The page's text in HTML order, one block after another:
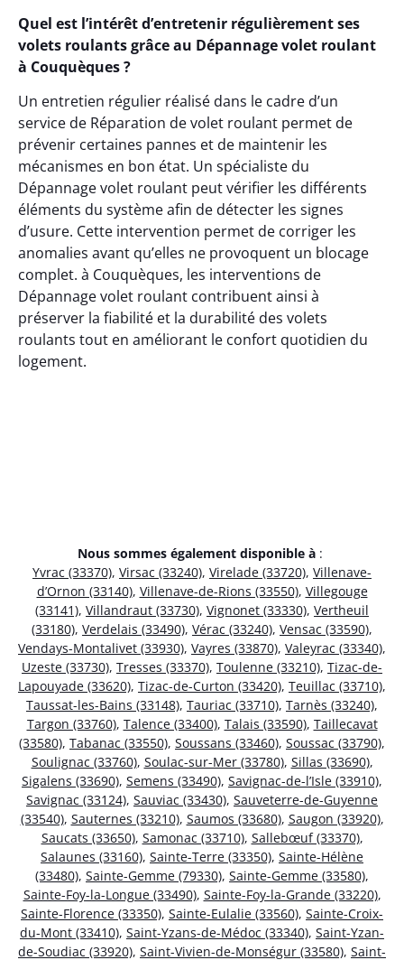
Quel est l’intérêt d’entretenir régulièrement ses
volets roulants grâce au Dépannage volet roulant
à Couquèques ?
Un entretien régulier réalisé dans le cadre d’un
service de Réparation de volet roulant permet de
prévenir certaines pannes et de maintenir les
mécanismes en bon état. Un spécialiste du
Dépannage volet roulant peut vérifier les différents
éléments du système afin de détecter les signes
d’usure. Cette intervention permet de corriger les
anomalies avant qu’elles ne provoquent un blocage
complet. à Couquèques, les interventions de
Dépannage volet roulant contribuent ainsi à
préserver la fiabilité et la durabilité des volets
roulants tout en améliorant le confort quotidien du
logement.
Nous sommes également disponible à :
Yvrac (33370), Virsac (33240), Virelade (33720), Villenave-
d’Ornon (33140), Villenave-de-Rions (33550), Villegouge
(33141), Villandraut (33730), Vignonet (33330), Vertheuil
(33180), Verdelais (33490), Vérac (33240), Vensac (33590),
Vendays-Montalivet (33930), Vayres (33870), Valeyrac (33340),
Uzeste (33730), Tresses (33370), Toulenne (33210), Tizac-de-
Lapouyade (33620), Tizac-de-Curton (33420), Teuillac (33710),
Taussat-les-Bains (33148), Tauriac (33710), Tarnès (33240),
Targon (33760), Talence (33400), Talais (33590), Taillecavat
(33580), Tabanac (33550), Soussans (33460), Soussac (33790),
Soulignac (33760), Soulac-sur-Mer (33780), Sillas (33690),
Sigalens (33690), Semens (33490), Savignac-de-l’Isle (33910),
Savignac (33124), Sauviac (33430), Sauveterre-de-Guyenne
(33540), Sauternes (33210), Saumos (33680), Saugon (33920),
Saucats (33650), Samonac (33710), Sallebœuf (33370),
Salaunes (33160), Sainte-Terre (33350), Sainte-Hélène
(33480), Sainte-Gemme (79330), Sainte-Gemme (33580),
Sainte-Foy-la-Longue (33490), Sainte-Foy-la-Grande (33220),
Sainte-Florence (33350), Sainte-Eulalie (33560), Sainte-Croix-
du-Mont (33410), Saint-Yzans-de-Médoc (33340), Saint-Yzan-
de-Soudiac (33920), Saint-Vivien-de-Monségur (33580), Saint-